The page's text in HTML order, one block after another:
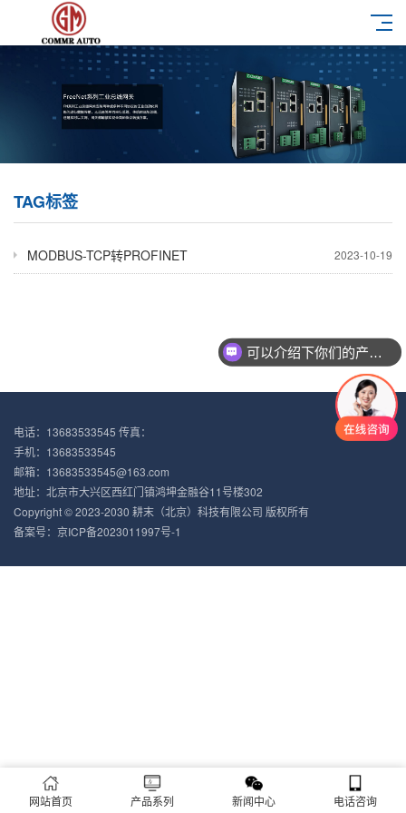
TAG标签
2023-10-19
MODBUS-TCP转PROFINET
电话：13683533545 传真：
手机：13683533545
邮箱：13683533545@163.com
地址：北京市大兴区西红门镇鸿坤金融谷11号楼302
Copyright © 2023-2030 耕末（北京）科技有限公司 版权所有
备案号： 京ICP备2023011997号-1
网站首页 产品系列 新闻中心 电话咨询